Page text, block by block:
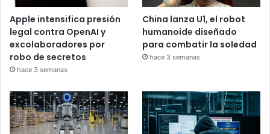
Apple intensifica presión
legal contra OpenAI y
excolaboradores por
robo de secretos
hace 3 semanas
China lanza U1, el robot
humanoide diseñado
para combatir la soledad
hace 3 semanas